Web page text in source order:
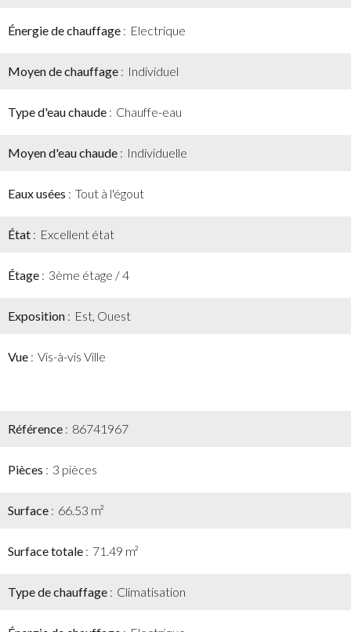
Énergie de chauffage Electrique
Moyen de chauffage Individuel
Type d'eau chaude Chauffe-eau
Moyen d'eau chaude Individuelle
Eaux usées Tout à l'égout
État Excellent état
Étage 3ème étage / 4
Exposition Est, Ouest
Vue Vis-à-vis Ville
Référence 86741967
Pièces 3 pièces
Surface 66.53 m²
Surface totale 71.49 m²
Type de chauffage Climatisation